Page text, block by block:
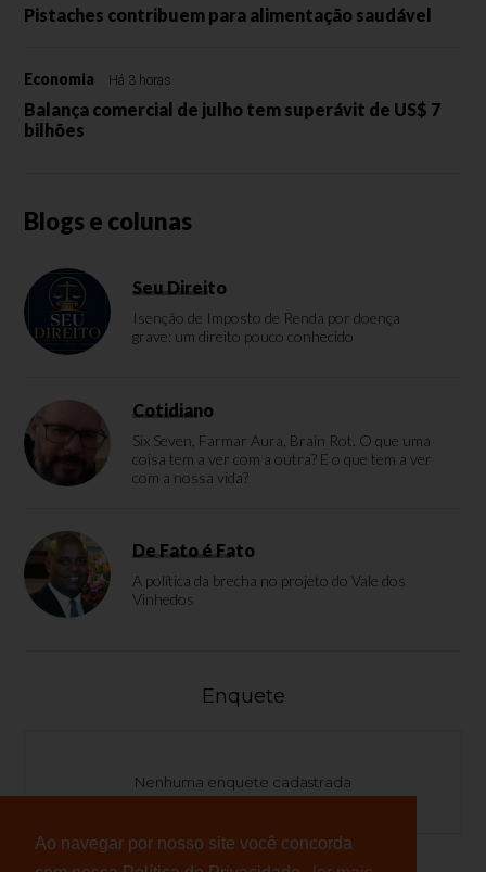
Ao navegar por nosso site você concorda
Pistaches contribuem para alimentação saudável
Economia Há 3 horas
Balança comercial de julho tem superávit de US$ 7
bilhões
Blogs e colunas
Seu Direito
Isenção de Imposto de Renda por doença
grave: um direito pouco conhecido
Cotidiano
Six Seven, Farmar Aura, Brain Rot. O que uma
coisa tem a ver com a outra? E o que tem a ver
com a nossa vida?
De Fato é Fato
A política da brecha no projeto do Vale dos
Vinhedos
Enquete
Nenhuma enquete cadastrada